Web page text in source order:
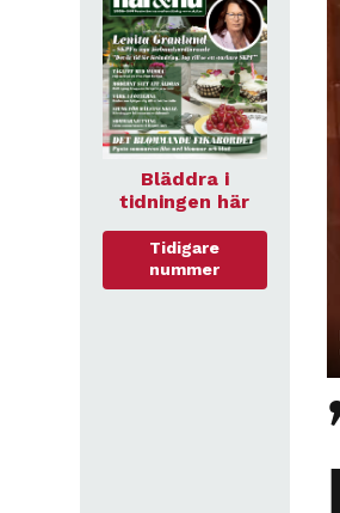
Bläddra i
tidningen här
Tidigare
nummer